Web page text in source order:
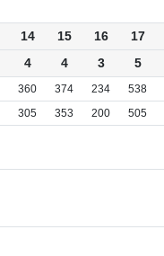
14 15 16 17
4 4 3 5
360 374 234 538
305 353 200 505